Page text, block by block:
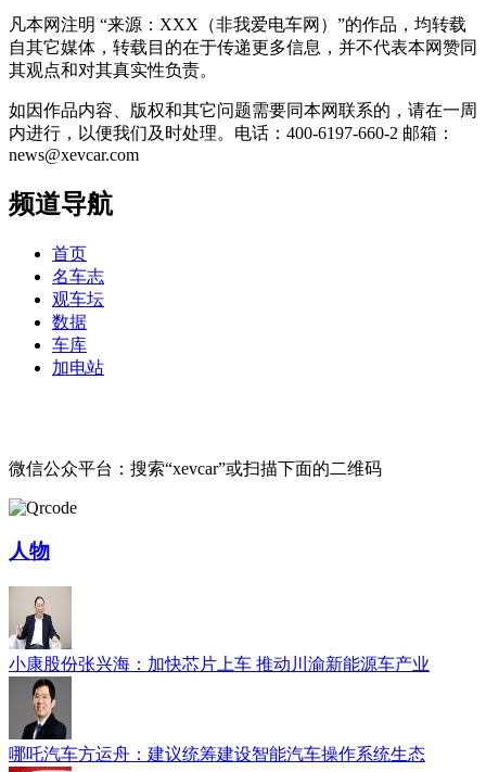
凡本网注明 “来源：XXX（非我爱电车网）”的作品，均转载
自其它媒体，转载目的在于传递更多信息，并不代表本网赞同
其观点和对其真实性负责。
如因作品内容、版权和其它问题需要同本网联系的，请在一周
内进行，以便我们及时处理。电话：400-6197-660-2 邮箱：
news@xevcar.com
频道导航
首页
名车志
观车坛
数据
车库
加电站
微信公众平台：搜索“xevcar”或扫描下面的二维码
人物
小康股份张兴海：加快芯片上车 推动川渝新能源车产业
哪吒汽车方运舟：建议统筹建设智能汽车操作系统生态